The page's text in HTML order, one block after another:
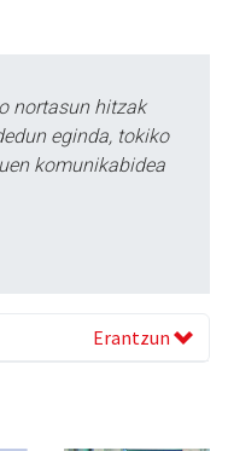
nortasun hitzak
eginda, tokiko
komunikabidea
Erantzun